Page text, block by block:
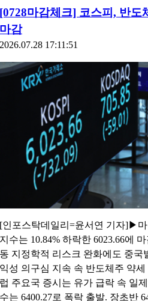
[0728마감체크] 코스피, 반도
마감
2026.07.28 17:11:51
[인포스탁데일리=윤서연 기자]▶
지수는 10.84% 하락한 6023.66에
동 지정학적 리스크 완화에도 중국
익성 의구심 지속 속 반도체주 약
럽 주요국 증시는 유가 급락 속 일
수는 6400.27로 폭락 출발. 장초반